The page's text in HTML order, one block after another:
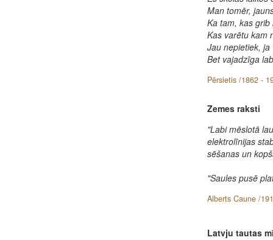
Man tomēr,
Ka tam, kas
Kas varētu kam
Jau nepietiek,
Bet vajadzīga
Pērsietis /1862 -
Zemes raksti
"Labi mēslotā
elektrolīnijas
sēšanas un
"Saules pusē
Alberts Caune /
Latvju tautas